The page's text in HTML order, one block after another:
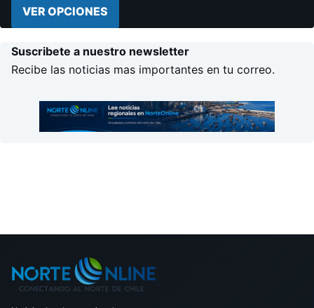
VER OPCIONES
Suscribete a nuestro newsletter
Recibe las noticias mas importantes en tu correo.